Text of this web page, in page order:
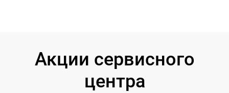
Акции сервисного
центра